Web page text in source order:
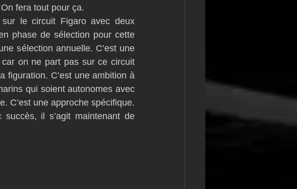
fera tout pour ça.
le circuit Figaro avec deux
phase de sélection pour cette
sélection annuelle. C’est une
on ne part pas sur ce circuit
figuration. C’est une ambition à
qui soient autonomes avec
C’est une approche spécifique.
il s’agit maintenant de